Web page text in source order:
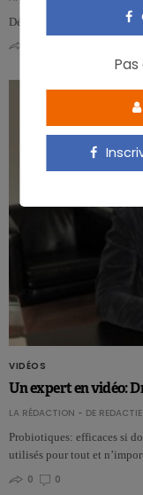
Découvrez tous les articles
VIDÉOS
Un expert en vidéo:
LA RÉDACTION - DE REDACTIE
Probiotiques: efficaces si
utilisés pour tout et
0
0